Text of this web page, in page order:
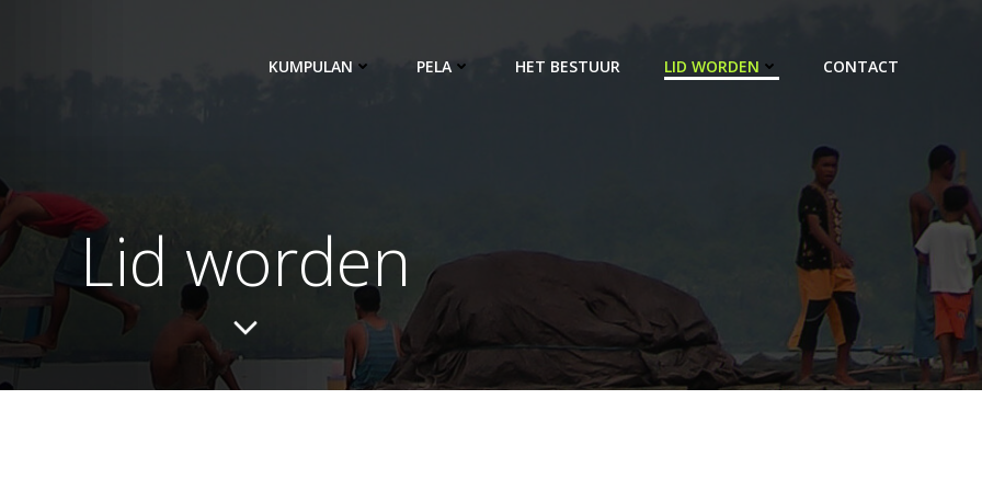
KUMPULAN PELA HET BESTUUR LID WORDEN CONTACT
Lid worden